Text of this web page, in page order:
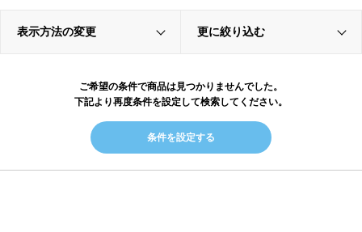
表示方法の変更 更に絞り込む
ご希望の条件で商品は見つかりませんでした。
下記より再度条件を設定して検索してください。
条件を設定する